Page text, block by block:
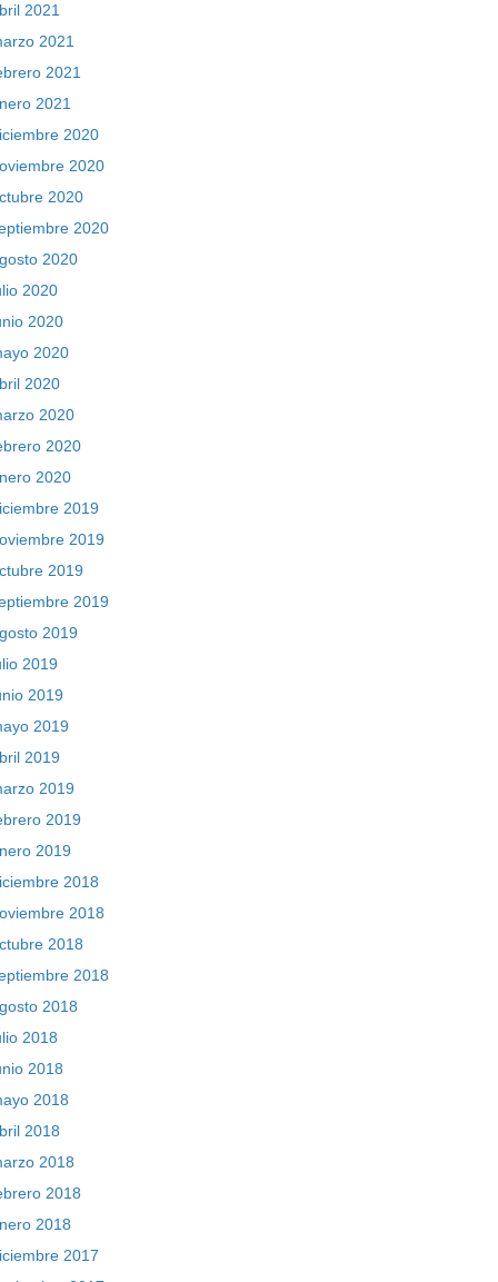
2021
2021
2021
2021
2020
2020
2020
2020
2020
2020
2020
2020
2020
2020
2020
2020
2019
2019
2019
2019
2019
2019
2019
2019
2019
2019
2019
2019
2018
2018
2018
2018
2018
2018
2018
2018
2018
2018
2018
2018
2017